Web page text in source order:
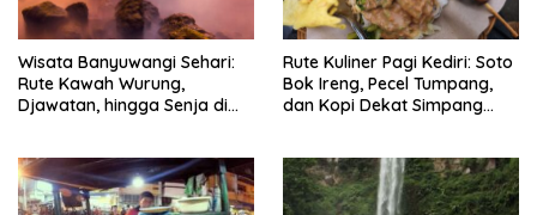
Wisata Banyuwangi Sehari:
Rute Kawah Wurung,
Djawatan, hingga Senja di
Rute Kuliner Pagi Kediri: Soto
Bok Ireng, Pecel Tumpang,
dan Kopi Dekat Simpang